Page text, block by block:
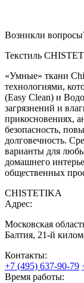
Возникли
Текстиль
«Умные» ткани
технологиями,
(Easy Clean) и
загрязнений и
прикосновениях,
безопасность,
долговечность.
варианты для
домашнего
общественных
CHISTETIKA
Адрес:
Московская
Балтия, 21-й
Контакты:
+7 (495) 637-90-79
Время работы: